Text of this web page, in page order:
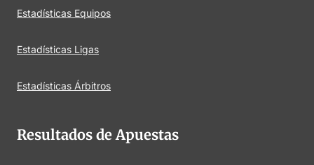
Estadísticas Equipos
Estadísticas Ligas
Estadísticas Árbitros
Resultados de Apuestas